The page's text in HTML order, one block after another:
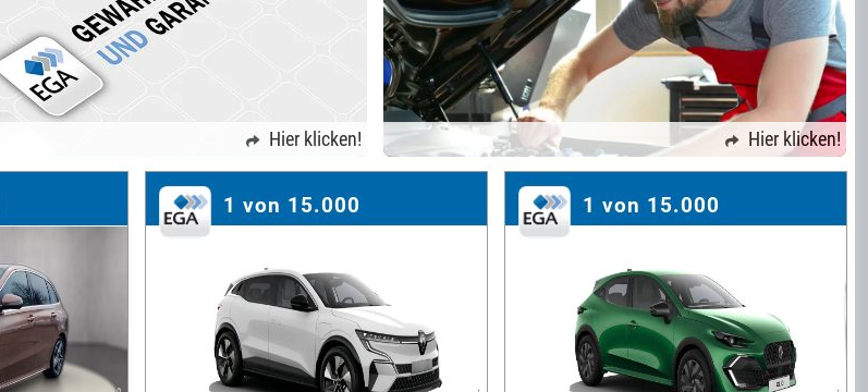
Hier klicken! Hier klicken!
1 von 15.000 1 von 15.000